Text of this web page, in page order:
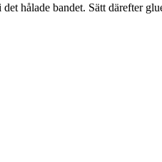
hålade bandet. Sätt därefter